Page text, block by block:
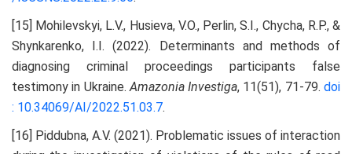
[15] Mohilevskyi, L.V., Husieva, V.O., Perlin, S.I., Chycha, R.P., &
Shynkarenko, I.I. (2022). Determinants and methods of
diagnosing criminal proceedings participants false
testimony in Ukraine.Amazonia Investiga, 11(51), 71-79.doi
: 10.34069/AI/2022.51.03.7.
[16] Piddubna, A.V. (2021). Problematic issues of interaction